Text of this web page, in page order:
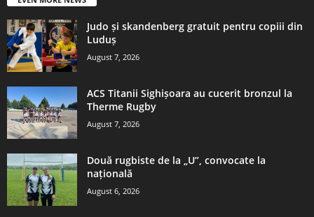
Judo și skandenberg gratuit pentru copiii din
Luduș
August 7, 2026
ACS Titanii Sighișoara au cucerit bronzul la
Therme Rugby
August 7, 2026
Două rugbiste de la „U”, convocate la
națională
August 6, 2026